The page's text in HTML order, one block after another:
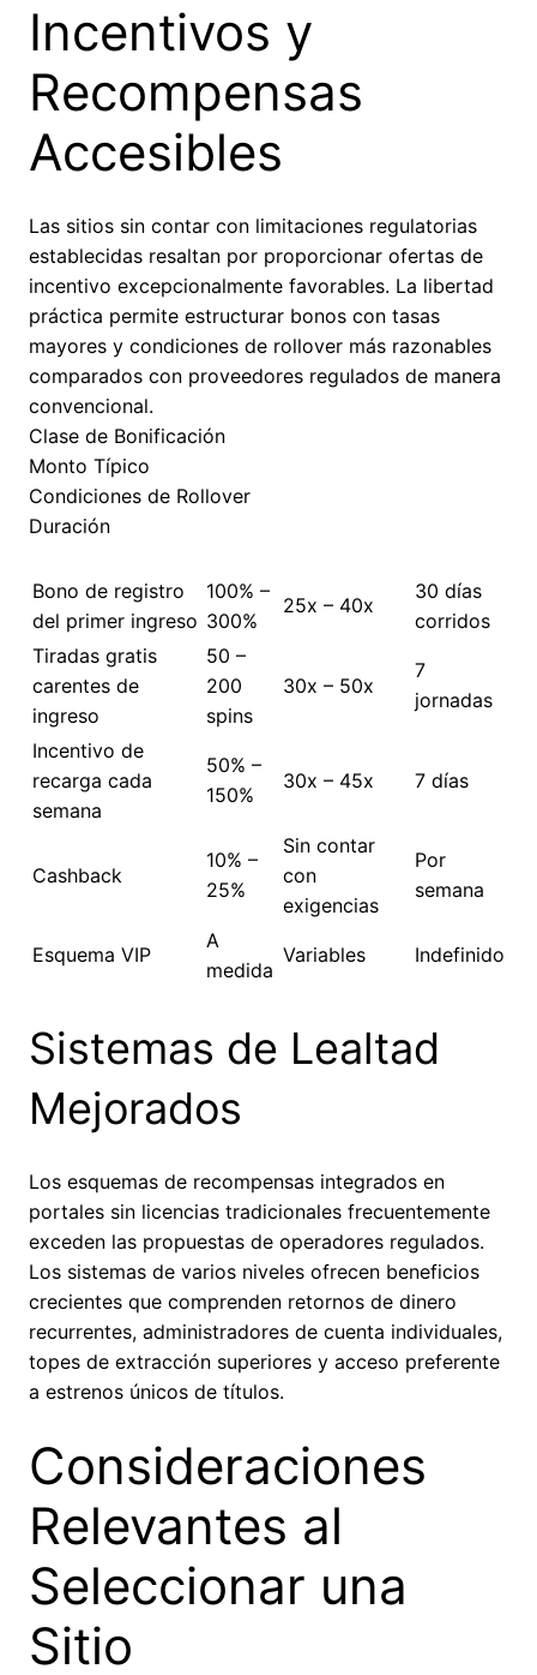
Incentivos y
Recompensas
Accesibles
Las sitios sin contar con limitaciones regulatorias
establecidas resaltan por proporcionar ofertas de
incentivo excepcionalmente favorables. La libertad
práctica permite estructurar bonos con tasas
mayores y condiciones de rollover más razonables
comparados con proveedores regulados de manera
convencional.
Clase de Bonificación
Monto Típico
Condiciones de Rollover
Duración
Bono de registro
del primer ingreso
100% –
300%
25x – 40x
30 días
corridos
Tiradas gratis
carentes de
ingreso
50 –
200
spins
30x – 50x
7
jornadas
Incentivo de
recarga cada
semana
50% –
150%
30x – 45x 7 días
Cashback
10% –
25%
Sin contar
con
exigencias
Por
semana
Esquema VIP
A
medida
Variables Indefinido
Sistemas de Lealtad
Mejorados
Los esquemas de recompensas integrados en
portales sin licencias tradicionales frecuentemente
exceden las propuestas de operadores regulados.
Los sistemas de varios niveles ofrecen beneficios
crecientes que comprenden retornos de dinero
recurrentes, administradores de cuenta individuales,
topes de extracción superiores y acceso preferente
a estrenos únicos de títulos.
Consideraciones
Relevantes al
Seleccionar una
Sitio